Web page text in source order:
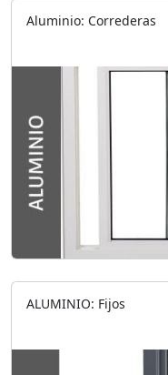
Aluminio: Correderas
ALUMINIO: Fijos